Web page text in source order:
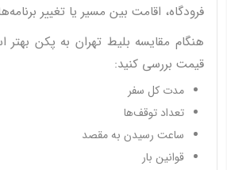
فرودگاه، اقامت بین مسیر یا تغییر
هنگام مقایسه بلیط تهران به پکن بهتر
قیمت بررسی کنید:
مدت کل سفر
تعداد توقف‌ها
ساعت رسیدن به مقصد
قوانین بار